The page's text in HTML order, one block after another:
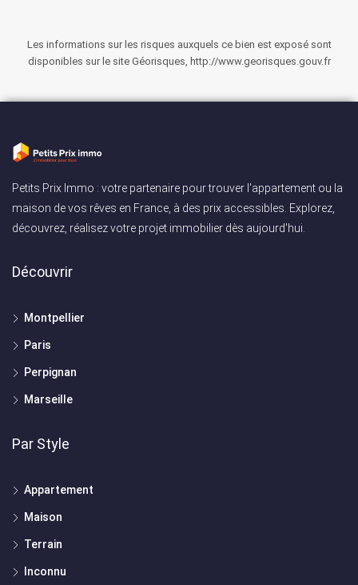
Les informations sur les risques auxquels ce bien est exposé sont
disponibles sur le site Géorisques, http://www.georisques.gouv.fr
Petits Prix Immo : votre partenaire pour trouver l'appartement ou la
maison de vos rêves en France, à des prix accessibles. Explorez,
découvrez, réalisez votre projet immobilier dès aujourd'hui.
Découvrir
Montpellier
Paris
Perpignan
Marseille
Par Style
Appartement
Maison
Terrain
Inconnu